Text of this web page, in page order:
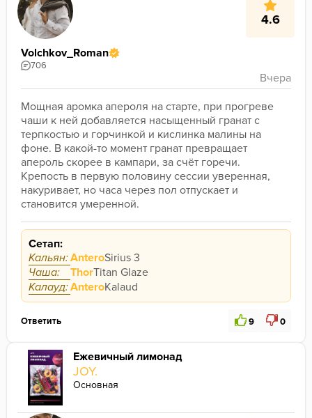
4.6
Volchkov_Roman
706
Мощная аромка апероля на старте, при прогреве
чаши к ней добавляется насыщенный гранат с
терпкостью и горчинкой и кислинка малины на
фоне. В какой-то момент гранат превращает
апероль скорее в кампари, за счёт горечи.
Крепость в первую половину сессии уверенная,
накуривает, но часа через пол отпускает и
становится умеренной.
Сетап:
Кальян:AnteroSirius 3
Чаша:
ThorTitan Glaze
Калауд:AnteroKalaud
Ответить 9 0
Ежевичный лимонад
JOY.
Основная